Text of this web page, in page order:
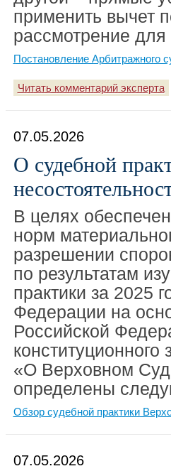
применить вычет
рассмотрение для
Постановление Арбитражного
Читать комментарий эксперта
07.05.2026
О судебной
В целях
норм
разрешении
по результатам
практики за 2025
Федерации на
Российской
«О Верховном
определены
Обзор судебной практики
07.05.2026